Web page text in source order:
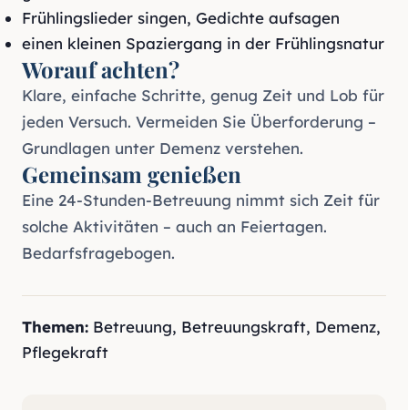
Frühlingslieder singen, Gedichte aufsagen
einen kleinen Spaziergang in der Frühlingsnatur
Worauf achten?
Klare, einfache Schritte, genug Zeit und Lob für
jeden Versuch. Vermeiden Sie Überforderung –
Grundlagen unter Demenz verstehen.
Gemeinsam genießen
Eine 24-Stunden-Betreuung nimmt sich Zeit für
solche Aktivitäten – auch an Feiertagen.
Bedarfsfragebogen.
Themen: Betreuung, Betreuungskraft, Demenz,
Pflegekraft